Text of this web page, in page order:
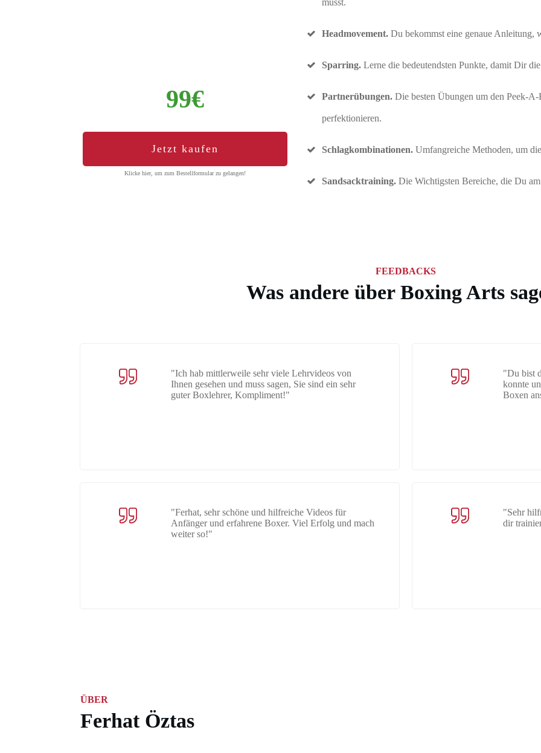
99€
Jetzt kaufen
Klicke hier, um zum Bestellformular zu gelangen!
musst.
Headmovement.Du bekommst eine genaue Anleitung,
Sparring. Lerne die bedeutendsten Punkte, damit Dir
Partnerübungen.Die besten Übungen um den Peek-
perfektionieren.
Schlagkombinationen.Umfangreiche Methoden, um
Sandsacktraining. Die Wichtigsten Bereiche, die Du
FEEDBACKS
Was andere über Boxing Arts
"Ich hab mittlerweile sehr viele Lehrvideos von
Ihnen gesehen und muss sagen, Sie sind ein sehr
guter Boxlehrer, Kompliment!"
"Du bist
konnte
Boxen
"Ferhat, sehr schöne und hilfreiche Videos für
Anfänger und erfahrene Boxer. Viel Erfolg und mach
weiter so!"
"Sehr
dir
ÜBER
Ferhat Öztas